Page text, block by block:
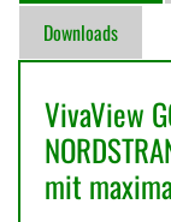
Downloads
VivaView
mit